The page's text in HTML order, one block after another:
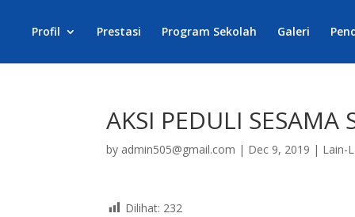
Profil Prestasi Program Sekolah Galeri
AKSI PEDULI SESAMA
by admin505@gmail.com | Dec 9, 2019 | Lain-
Dilihat: 232